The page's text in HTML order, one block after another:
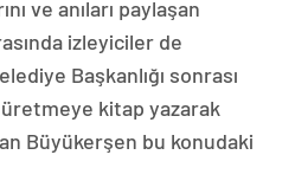
ve anıları paylaşan
izleyiciler de
Başkanlığı sonrası
kitap yazarak
Büyükerşen bu konudaki